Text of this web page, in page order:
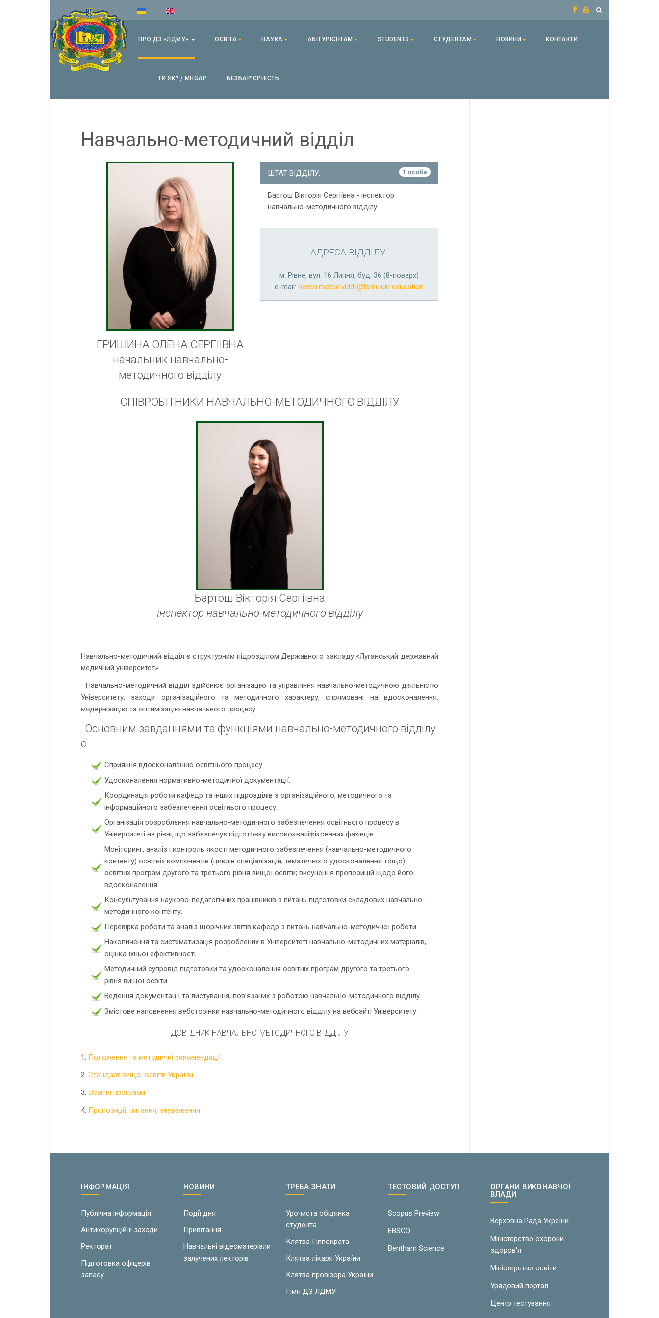
ПРО ДЗ «ЛДМУ» ОСВІТА НАУКА АБІТУРІЄНТАМ STUDENTS СТУДЕНТАМ НОВИНИ КОНТАКТИ
ТИ ЯК? / MHGAP БЕЗБАРʼЄРНІСТЬ
Навчально-методичний відділ
ГРИШИНА ОЛЕНА СЕРГІЇВНА
начальник навчально-
методичного відділу
1 особа
ШТАТ ВІДДІЛУ:
Бартош Вікторія Сергіївна - інспектор
навчально-методичного відділу
АДРЕСА ВІДДІЛУ:
м. Рівне, вул. 16 Липня, буд. 36 (8-поверх)
е-mail: navch.metod.viddil@lsmu.ukr.education
СПІВРОБІТНИКИ НАВЧАЛЬНО-МЕТОДИЧНОГО ВІДДІЛУ
Бартош Вікторія Сергіївна
інспектор навчально-методичного відділу
Навчально-методичний відділ є структурним підрозділом Державного закладу «Луганський державний
медичний університет».
Навчально-методичний відділ здійснює організацію та управління навчально-методичною діяльністю
Університету, заходи організаційного та методичного характеру, спрямовані на вдосконалення,
модернізацію та оптимізацію навчального процесу.
Основним завданнями та функціями навчально-методичного відділу
є:
Сприяння вдосконаленню освітнього процесу.
Удосконалення нормативно-методичної документації.
Координація роботи кафедр та інших підрозділів з організаційного, методичного та
інформаційного забезпечення освітнього процесу.
Організація розроблення навчально-методичного забезпечення освітнього процесу в
Університеті на рівні, що забезпечує підготовку висококваліфікованих фахівців.
Моніторинг, аналіз і контроль якості методичного забезпечення (навчально-методичного
контенту) освітніх компонентів (циклів спеціалізацій, тематичного удосконалення тощо)
освітніх програм другого та третього рівня вищої освіти; висунення пропозицій щодо його
вдосконалення.
Консультування науково-педагогічних працівників з питань підготовки складових навчально-
методичного контенту.
Перевірка роботи та аналіз щорічних звітів кафедр з питань навчально-методичної роботи.
Накопичення та систематизація розроблених в Університеті навчально-методичних матеріалів,
оцінка їхньої ефективності.
Методичний супровід підготовки та удосконалення освітніх програм другого та третього
рівня вищої освіти.
Ведення документації та листування, пов’язаних з роботою навчально-методичного відділу.
Змістове наповнення вебсторінки навчально-методичного відділу на вебсайті Університету.
ДОВІДНИК НАВЧАЛЬНО-МЕТОДИЧНОГО ВІДДІЛУ
1. Положення та методичні рекомендації
2.Стандарт вищої освіти України
3.Освiтні програми
4. Пропозиції, питання, зауваження
ІНФОРМАЦІЯ
Публічна інформація
Антикорупційні заходи
Ректорат
Підготовка офіцерів
запасу
НОВИНИ
Події дня
Привітання
Навчальні відеоматеріали
залучених лекторів
ТРЕБА ЗНАТИ
Урочиста обіцянка
студента
Клятва Гіппократа
Клятва лікаря України
Клятва провізора України
Гімн ДЗ ЛДМУ
ТЕСТОВИЙ ДОСТУП
Scopus Preview
EBSCO
Bentham Science
ОРГАНИ ВИКОНАВЧОЇ
ВЛАДИ
Верховна Рада України
Міністерство охорони
здоров'я
Міністерство освіти
Урядовий портал
Центр тестування